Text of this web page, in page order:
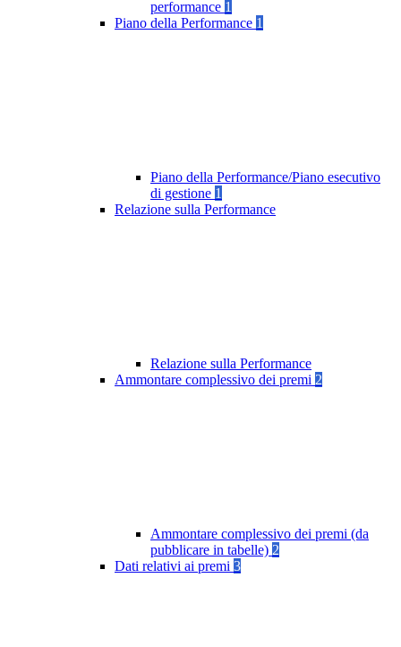
performance 1
Piano della Performance 1
Piano della Performance/Piano esecutivo
di gestione 1
Relazione sulla Performance
Relazione sulla Performance
Ammontare complessivo dei premi 2
Ammontare complessivo dei premi (da
pubblicare in tabelle) 2
Dati relativi ai premi 3